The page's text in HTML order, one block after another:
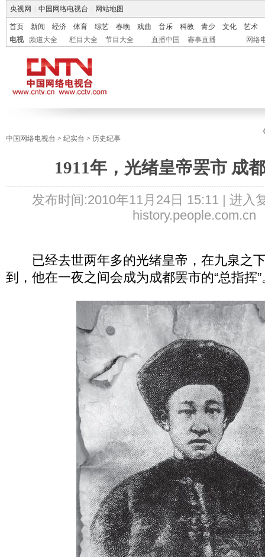
央视网 中国网络电视台 网站地图
首页 新闻 经济 体育 综艺 春晚 戏曲 音乐 科教 青少 文化
艺术
电视
频道大全 栏目大全 节目大全 直播中国 赛事直播 网络
中国网络电视台 > 纪实台 > 历史纪事
1911年，光绪皇帝罢市 成
发布时间:2010年11月24日 15:11 | 进入
history.people.com.cn
已经去世两年多的光绪皇帝，在九泉之
到，他在一夜之间会成为成都罢市的“总指挥”